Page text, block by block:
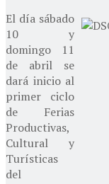
El día sábado
10 y
domingo 11
de abril se
dará inicio al
primer ciclo
de Ferias
Productivas,
Cultural y
Turísticas
del